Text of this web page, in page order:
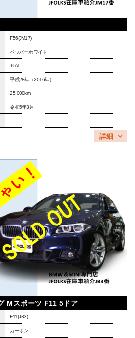
F56(JM17)
ペッパーホワイト
６AT
平成28年（2016年）
25,000km
令和5年3月
詳細
Mスポーツ F11 5ドア
F11(JB3)
カーボン